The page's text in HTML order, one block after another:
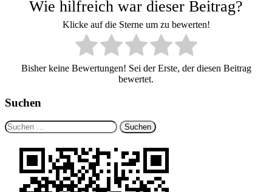
Wie hilfreich war dieser Beitrag?
Klicke auf die Sterne um zu bewerten!
Bisher keine Bewertungen! Sei der Erste, der diesen Beitrag
bewertet.
Suchen
Suchen
nach: